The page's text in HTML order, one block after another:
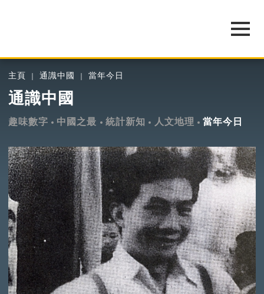
主頁 通識中國 當年今日
通識中國
趣味數字 中國之最 統計新知 人文地理 當年今日